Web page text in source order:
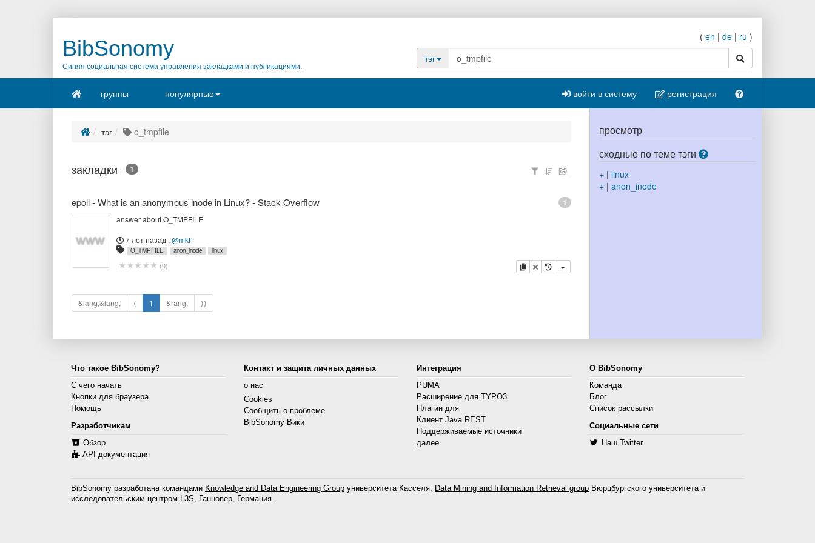
BibSonomy
Синяя социальная система управления закладками и публикациями.
( en | de | ru )
тэг
поиск
группы популярные войти в систему регистрация
тэг o_tmpfile
закладки 1
1
epoll - What is an anonymous inode in Linux? - Stack Overflow
answer about O_TMPFILE
7 лет назад , @mkf
O_TMPFILE anon_inode linux
(0) копировать
удалить
&lang;&lang; ⟨ 1 &rang; ⟩⟩
просмотр
сходные по теме тэги
+| linux
+| anon_inode
Что такое BibSonomy?
С чего начать
Кнопки для браузера
Помощь
Разработчикам
Обзор
API-документация
Контакт и защита личных данных
о нас
Cookies
Сообщить о проблеме
BibSonomy Вики
Интеграция
PUMA
Расширение для TYPO3
Плагин для
Клиент Java REST
Поддерживаемые источники
далее
О BibSonomy
Команда
Блог
Список рассылки
Социальные сети
Наш Twitter
BibSonomy разработана командами Knowledge and Data Engineering Group университета Касселя, Data Mining and Information Retrieval group Вюрцбургского университета и
исследовательским центром L3S, Ганновер, Германия.